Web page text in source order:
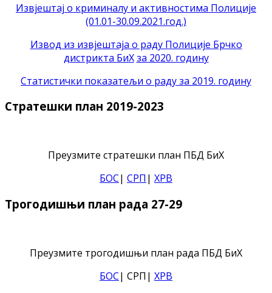
Извјештај о криминалу и активностима Полиције
(01.01-30.09.2021.год.)
Извод из извјештаја о раду Полиције Брчко
дистрикта БиХ за 2020. годину
Статистички показатељи о раду за 2019. годину
Стратешки план 2019-2023
Преузмите стратешки план ПБД БиХ
БОС| СРП | ХРВ
Трогодишњи план рада 27-29
Преузмите трогодишњи план рада ПБД БиХ
БОС| СРП| ХРВ